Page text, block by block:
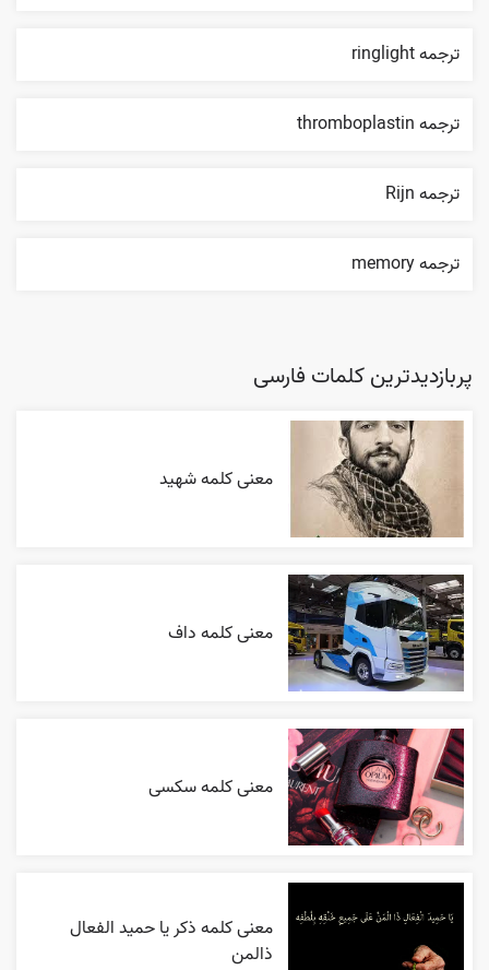
ترجمه ringlight
ترجمه thromboplastin
ترجمه Rijn
ترجمه memory
پربازدیدترین کلمات فارسی
معنی کلمه شهید
معنی کلمه داف
معنی کلمه سکسی
معنی کلمه ذکر یا حمید الفعال
ذالمن